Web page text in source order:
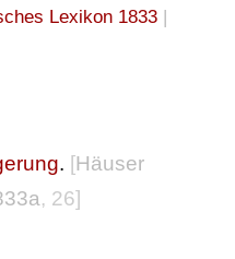
Lexikon 1833 |
. [Häuser
, 26]